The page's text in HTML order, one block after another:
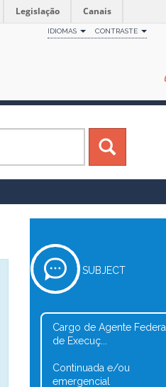
Legislação Canais
IDIOMAS CONTRASTE
SUBJECT
Cargo de Agente Federal
de Execuç...
Continuada e/ou
emergencial